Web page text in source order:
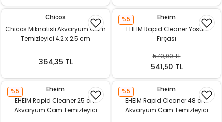
Chicos
Chicos Mıknatıslı Akvaryum Cam
Temizleyici 4,2 x 2,5 cm
364,35 TL
%5
Eheim
EHEIM Rapid Cleaner Yosun
Fırçası
570,00 TL
541,50 TL
%5
Eheim
EHEIM Rapid Cleaner 25 cm
Akvaryum Cam Temizleyici
%5
Eheim
EHEIM Rapid Cleaner 48 cm
Akvaryum Cam Temizleyici